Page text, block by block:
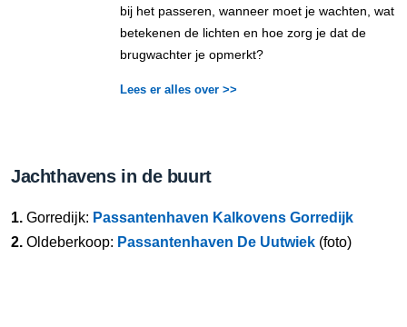
bij het passeren, wanneer moet je wachten, wat
betekenen de lichten en hoe zorg je dat de
brugwachter je opmerkt?
Lees er alles over >>
Jachthavens in de buurt
1. Gorredijk: Passantenhaven Kalkovens Gorredijk
2. Oldeberkoop: Passantenhaven De Uutwiek (foto)